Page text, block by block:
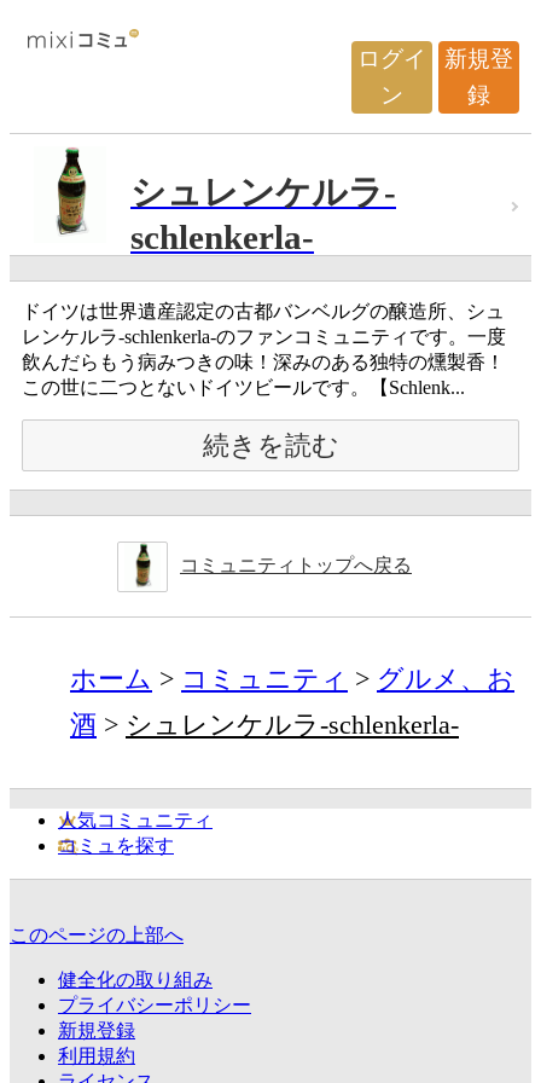
ログイ
ン
新規登
録
シュレンケルラ-
schlenkerla-
ドイツは世界遺産認定の古都バンベルグの醸造所、シュ
レンケルラ‐schlenkerla‐のファンコミュニティです。一度
飲んだらもう病みつきの味！深みのある独特の燻製香！
この世に二つとないドイツビールです。【Schlenk...
続きを読む
コミュニティトップへ戻る
ホーム コミュニティ
グルメ、お
酒
シュレンケルラ-schlenkerla-
人気コミュニティ
コミュを探す
このページの上部へ
健全化の取り組み
プライバシーポリシー
新規登録
利用規約